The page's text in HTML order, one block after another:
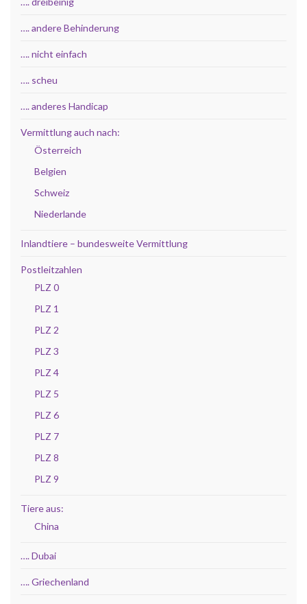
…. andere Behinderung
…. nicht einfach
…. scheu
…. anderes Handicap
Vermittlung auch nach:
Österreich
Belgien
Schweiz
Niederlande
Inlandtiere – bundesweite Vermittlung
Postleitzahlen
PLZ 0
PLZ 1
PLZ 2
PLZ 3
PLZ 4
PLZ 5
PLZ 6
PLZ 7
PLZ 8
PLZ 9
Tiere aus:
China
…. Dubai
…. Griechenland